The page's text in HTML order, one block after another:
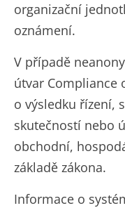
organizační
oznámení.
V případě
útvar Compliance
o výsledku řízení,
skutečností nebo
obchodní,
základě zákona.
Informace o